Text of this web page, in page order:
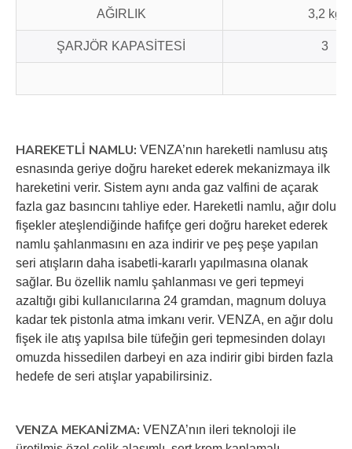
AĞIRLIK 3,2 kg
ŞARJÖR KAPASİTESİ 3
HAREKETLİ NAMLU: VENZA’nın hareketli namlusu atış
esnasında geriye doğru hareket ederek mekanizmaya ilk
hareketini verir. Sistem aynı anda gaz valfini de açarak
fazla gaz basıncını tahliye eder. Hareketli namlu, ağır dolu
fişekler ateşlendiğinde hafifçe geri doğru hareket ederek
namlu şahlanmasını en aza indirir ve peş peşe yapılan
seri atışların daha isabetli-kararlı yapılmasına olanak
sağlar. Bu özellik namlu şahlanması ve geri tepmeyi
azaltığı gibi kullanıcılarına 24 gramdan, magnum doluya
kadar tek pistonla atma imkanı verir. VENZA, en ağır dolu
fişek ile atış yapılsa bile tüfeğin geri tepmesinden dolayı
omuzda hissedilen darbeyi en aza indirir gibi birden fazla
hedefe de seri atışlar yapabilirsiniz.
VENZA MEKANİZMA: VENZA’nın ileri teknoloji ile